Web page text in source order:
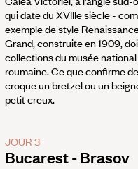
qui date du XVIIIe siècle -
exemple de style
Grand, construite en 1909,
collections du musée
roumaine. Ce que confirme
croque un bretzel ou un
petit creux.
JOUR 3
Bucarest - Brasov